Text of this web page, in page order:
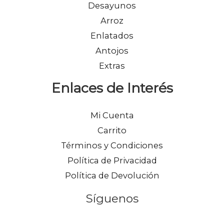
Desayunos
Arroz
Enlatados
Antojos
Extras
Enlaces de Interés
Mi Cuenta
Carrito
Términos y Condiciones
Política de Privacidad
Política de Devolución
Síguenos